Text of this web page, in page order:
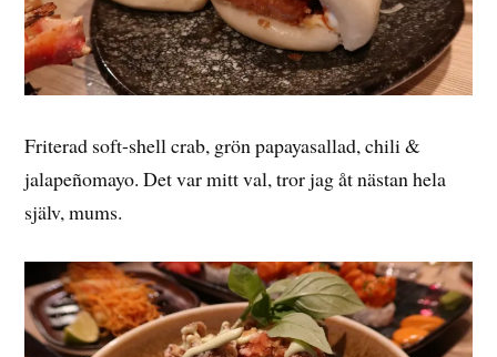
Friterad soft-shell crab, grön papayasallad, chili &
jalapeñomayo. Det var mitt val, tror jag åt nästan hela
själv, mums.